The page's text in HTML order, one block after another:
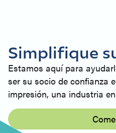
Simplifique
Estamos aquí para
ser su socio de confianza
impresión, una industria